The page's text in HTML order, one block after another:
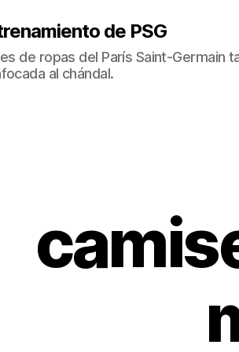
de PSG
de ropas del París Saint-Germain
al chándal.